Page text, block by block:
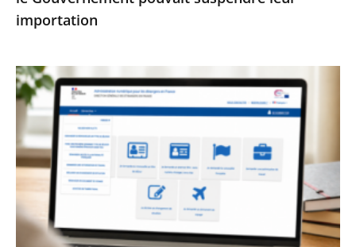
:
Gouvernement
pouvait
suspendre
leur
importation
importation
Services
publics
le
Conseil
d’État
enjoint